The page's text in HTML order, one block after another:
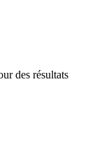
des résultats